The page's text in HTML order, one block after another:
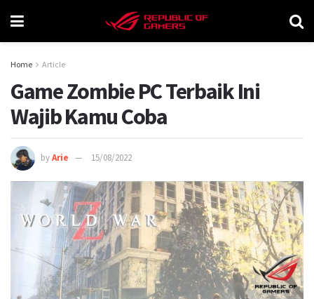
Home Article
Game Zombie PC Terbaik Ini
Wajib Kamu Coba
byArie 15/08/2022